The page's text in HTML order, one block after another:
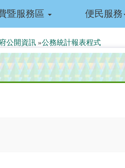
暨服務區 便民服務
公開資訊»公務統計報表程式